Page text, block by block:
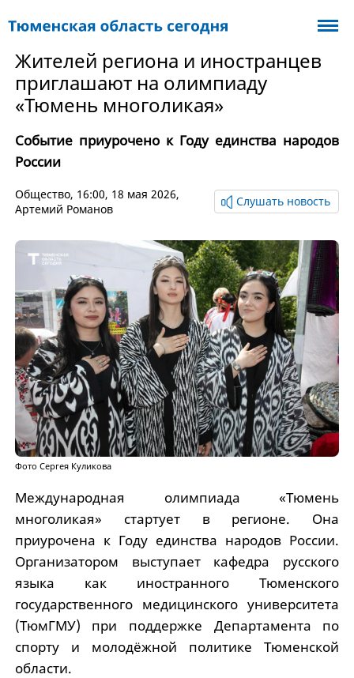
Жителей региона и иностранцев
приглашают на олимпиаду
«Тюмень многоликая»
Событие приурочено к Году единства народов
России
Общество, 16:00, 18 мая 2026,
Артемий Романов
Слушать новость
Фото Сергея Куликова
Международная олимпиада «Тюмень
многоликая» стартует в регионе. Она
приурочена к Году единства народов России.
Организатором выступает кафедра русского
языка как иностранного Тюменского
государственного медицинского университета
(ТюмГМУ) при поддержке Департамента по
спорту и молодёжной политике Тюменской
области.